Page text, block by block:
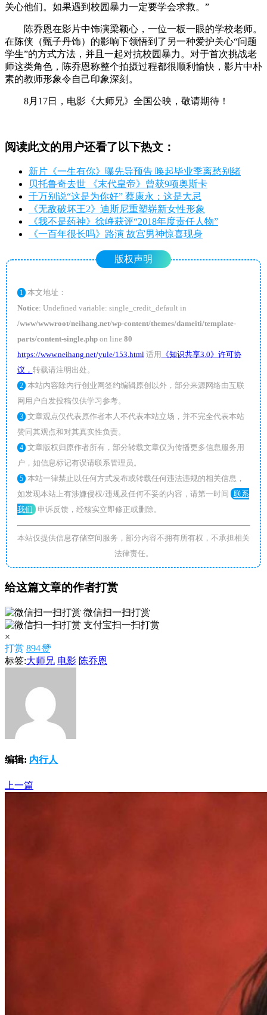
关心他们。如果遇到校园暴力一定要学会求救。”
陈乔恩在影片中饰演梁颖心，一位一板一眼的学校老师。
在陈侠（甄子丹饰）的影响下领悟到了另一种爱护关心“问题
学生”的方式方法，并且一起对抗校园暴力。对于首次挑战老
师这类角色，陈乔恩称整个拍摄过程都很顺利愉快，影片中朴
素的教师形象令自己印象深刻。
8月17日，电影《大师兄》全国公映，敬请期待！
阅读此文的用户还看了以下热文：
新片《一生有你》曝先导预告 唤起毕业季离愁别绪
贝托鲁奇去世 《末代皇帝》曾获9项奥斯卡
千万别说“这是为你好” 蔡康永：这是大忌
《无敌破坏王2》迪斯尼重塑崭新女性形象
《我不是药神》徐峥获评“2018年度责任人物”
《一百年很长吗》路演 故宫男神惊喜现身
版权声明
1 本文地址：
Notice : Undefined variable: single_credit_default in
/www/wwwroot/neihang.net/wp-content/themes/dameiti/template-
parts/content-single.phpon line 80
https://www.neihang.net/yule/153.html适用 《知识共享3.0》许可协
议， 转载请注明出处。
2 本站内容除内行创业网签约编辑原创以外，部分来源网络由互联
网用户自发投稿仅供学习参考。
3 文章观点仅代表原作者本人不代表本站立场，并不完全代表本站
赞同其观点和对其真实性负责。
4 文章版权归原作者所有，部分转载文章仅为传播更多信息服务用
户，如信息标记有误请联系管理员。
5 本站一律禁止以任何方式发布或转载任何违法违规的相关信息，
如发现本站上有涉嫌侵权/违规及任何不妥的内容，请第一时间 联系
我们
申诉反馈，经核实立即修正或删除。
本站仅提供信息存储空间服务，部分内容不拥有所有权，不承担相关
法律责任。
给这篇文章的作者打赏
微信扫一扫打赏
支付宝扫一扫打赏
×
打赏 894赞
标签:大师兄 电影 陈乔恩
编辑: 内行人
上一篇